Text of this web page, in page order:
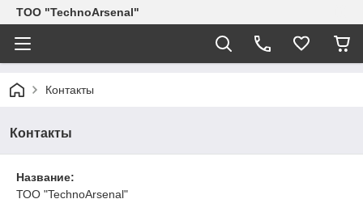
ТОО "TechnoArsenal"
Контакты
Контакты
Название:
ТОО "TechnoArsenal"